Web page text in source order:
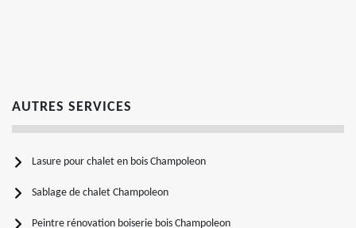
AUTRES SERVICES
Lasure pour chalet en bois Champoleon
Sablage de chalet Champoleon
Peintre rénovation boiserie bois Champoleon